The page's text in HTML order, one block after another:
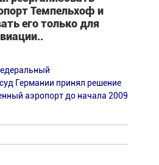
Темпельхоф и
его только для
Германии принял решение
аэропорт до начала 2009